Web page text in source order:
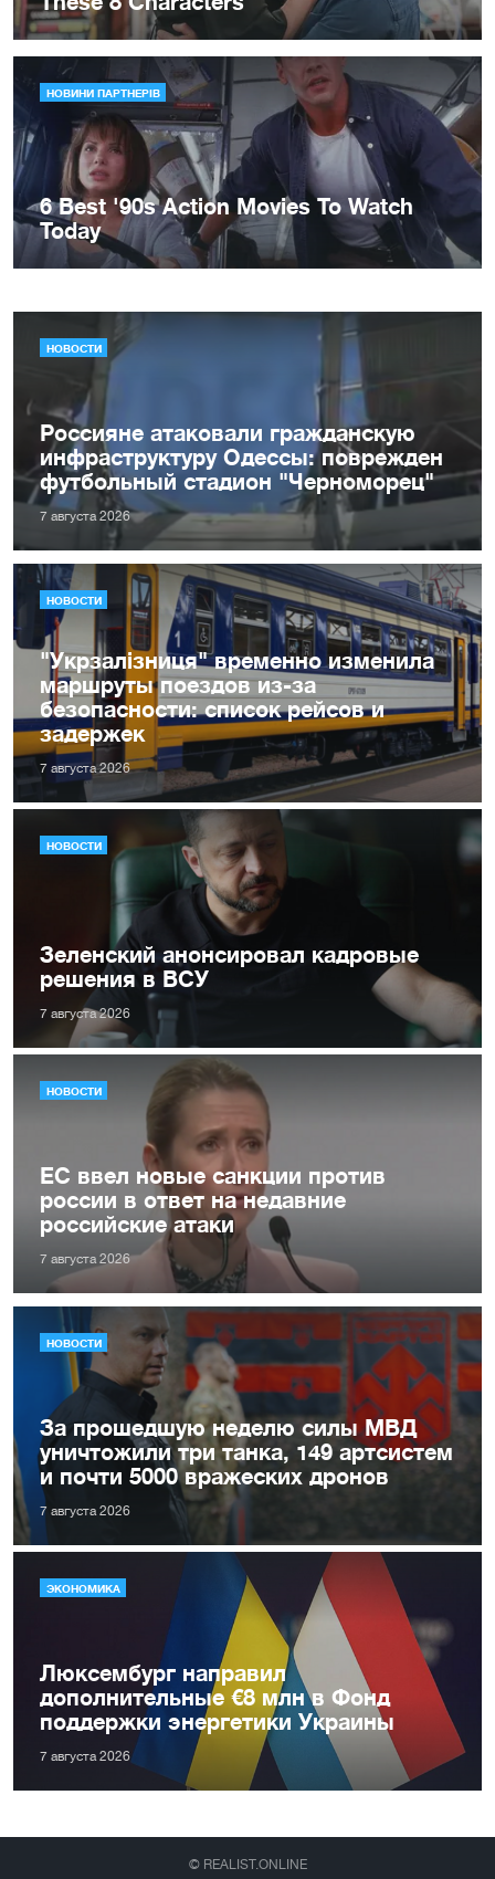
НОВОСТИ
Россияне атаковали гражданскую
инфраструктуру Одессы: поврежден
футбольный стадион "Черноморец"
7 августа 2026
НОВОСТИ
"Укрзалізниця" временно изменила
маршруты поездов из-за
безопасности: список рейсов и
задержек
7 августа 2026
НОВОСТИ
Зеленский анонсировал кадровые
решения в ВСУ
7 августа 2026
НОВОСТИ
ЕС ввел новые санкции против
россии в ответ на недавние
российские атаки
7 августа 2026
НОВОСТИ
За прошедшую неделю силы МВД
уничтожили три танка, 149 артсистем
и почти 5000 вражеских дронов
7 августа 2026
ЭКОНОМИКА
Люксембург направил
дополнительные €8 млн в Фонд
поддержки энергетики Украины
7 августа 2026
© REALIST.ONLINE